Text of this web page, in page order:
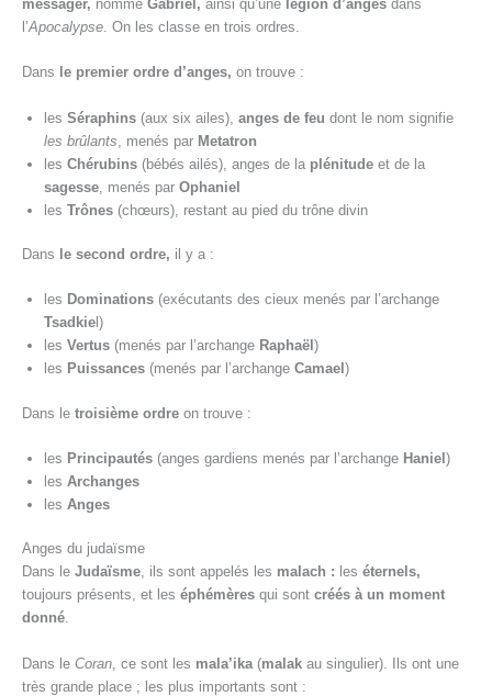
messager, nommé Gabriel, ainsi qu’une légion d’anges dans
l’Apocalypse . On les classe en trois ordres.
Dans le premier ordre d’anges, on trouve :
les Séraphins (aux six ailes), anges de feu dont le nom signifie
les brûlants , menés par Metatron
les Chérubins (bébés ailés), anges de la plénitude et de la
sagesse , menés par Ophaniel
les Trônes (chœurs), restant au pied du trône divin
Dans le second ordre, il y a :
les Dominations (exécutants des cieux menés par l’archange
Tsadkie l)
les Vertus (menés par l’archange Raphaël )
les Puissances (menés par l’archange Camael )
Dans le troisième ordre on trouve :
les Principautés (anges gardiens menés par l’archange Haniel )
les Archanges
les Anges
Anges du judaïsme
Dans le Judaïsme, ils sont appelés les malach : les éternels,
toujours présents, et les éphémères qui sont créés à un moment
donné.
Dans le Coran , ce sont les mala’ika (malak au singulier). Ils ont une
très grande place ; les plus importants sont :